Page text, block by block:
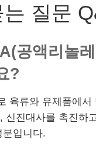
질문
공액리놀
?
육류와 유제품에서
신진대사를 촉진하
분입니다.